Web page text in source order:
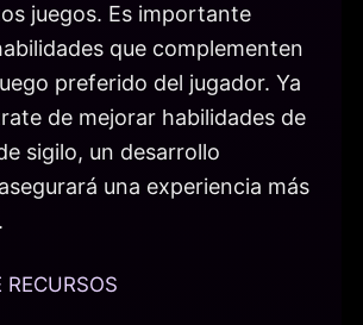
juegos. Es importante
que complementen
preferido del jugador. Ya
de mejorar habilidades de
sigilo, un desarrollo
una experiencia más
RECURSOS